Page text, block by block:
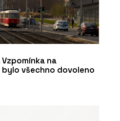
na
bylo všechno dovoleno